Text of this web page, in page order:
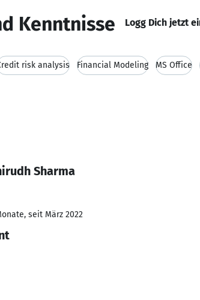
Kenntnisse Logg Dich jetzt
risk analysis Financial Modeling MS Office
Sharma
seit März 2022